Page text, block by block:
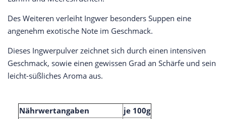
Des Weiteren verleiht Ingwer besonders Suppen eine
angenehm exotische Note im Geschmack.
Dieses Ingwerpulver zeichnet sich durch einen intensiven
Geschmack, sowie einen gewissen Grad an Schärfe und sein
leicht-süßliches Aroma aus.
Nährwertangaben
je 100g